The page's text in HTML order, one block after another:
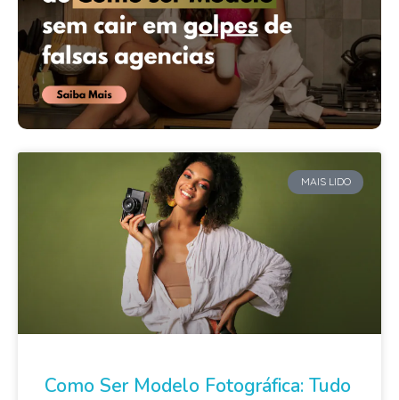
MAIS LIDO
Como Ser Modelo Fotográfica: Tudo